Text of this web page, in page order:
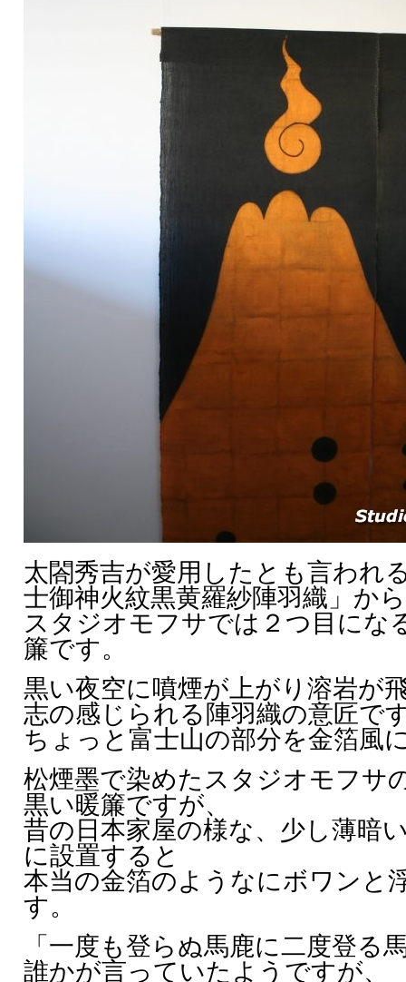
太閤秀吉が愛用したとも言われ
士御神火紋黒黄羅紗陣羽織」か
スタジオモフサでは２つ目にな
簾です。
黒い夜空に噴煙が上がり溶岩が
志の感じられる陣羽織の意匠で
ちょっと富士山の部分を金箔風
松煙墨で染めたスタジオモフサ
黒い暖簾ですが、
昔の日本家屋の様な、少し薄暗
に設置すると
本当の金箔のようなにボワンと
す。
「一度も登らぬ馬鹿に二度登る
誰かが言っていたようですが、